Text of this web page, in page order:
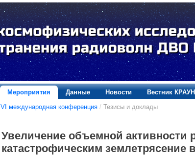
Мероприятия Данные Новости Вестник
VI международная конференция / Тезисы и доклады
Увеличение объемной активности
катастрофическим землетрясение